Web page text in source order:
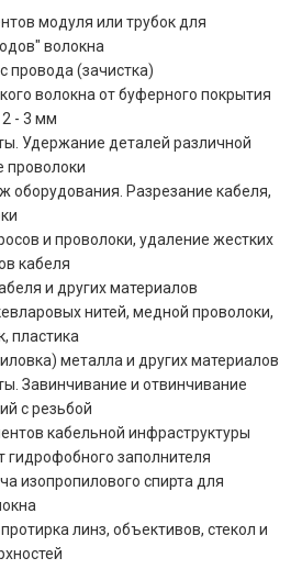
модуля или трубок для
волокна
провода (зачистка)
волокна от буферного покрытия
- 3 мм
Удержание деталей различной
проволоки
Разрезание кабеля,
и проволоки, удаление жестких
кабеля
и других материалов
нитей, медной проволоки,
пластика
металла и других материалов
Завинчивание и отвинчивание
с резьбой
кабельной инфраструктуры
гидрофобного заполнителя
изопропилового спирта для
линз, объективов, стекол и